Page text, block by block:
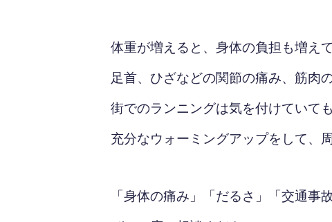
体重が増えると、身体の負担も増え
足首、ひざなどの関節の痛み、筋肉
街でのランニングは気を付けていて
充分なウォーミングアップをして、
「身体の痛み」「だるさ」「交通事